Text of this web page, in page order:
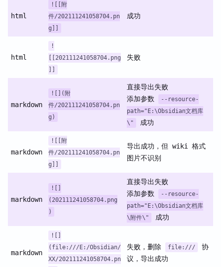
html
![[附
件/202111241058704.pn
g]]
成功
html
!
[[202111241058704.png
失败
markdown
![](附
件/202111241058704.pn
g)
直接导出失败
添加参数
--resource-
path="E:\Obsidian文档库
\"
成功
markdown
![[附
件/202111241058704.pn
g]]
导出成功，但 wiki 格式
图片不识别
markdown
![]
(202111241058704.png
)
直接导出失败
添加参数
--resource-
path="E:\Obsidian文档库
\附件\"
成功
markdown
![]
(file:///E:/Obsidian/
XX/202111241058704.pn
失败，删除 file:///
协
议，导出成功